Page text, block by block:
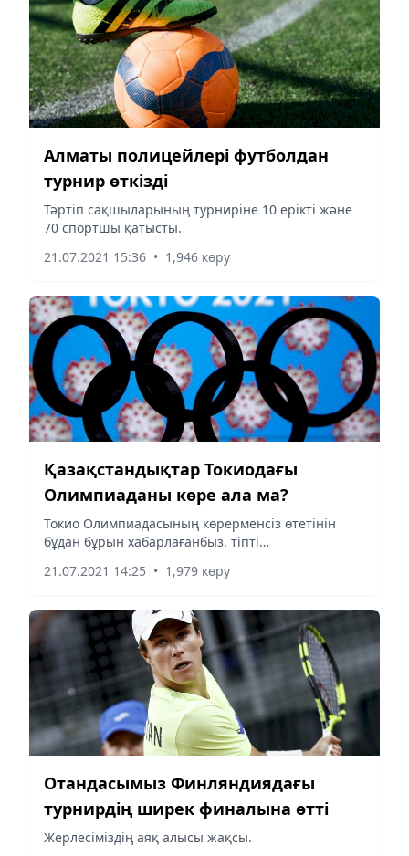
Алматы полицейлері футболдан
турнир өткізді
Тәртіп сақшыларының турниріне 10 ерікті және
70 спортшы қатысты.
21.07.2021 15:36 • 1,946 көру
Қазақстандықтар Токиодағы
Олимпиаданы көре ала ма?
Токио Олимпиадасының көрерменсіз өтетінін
бұдан бұрын хабарлағанбыз, тіпті
алмайтын болды.
21.07.2021 14:25 • 1,979 көру
Отандасымыз Финляндиядағы
турнирдің ширек финалына өтті
Жерлесіміздің аяқ алысы жақсы.